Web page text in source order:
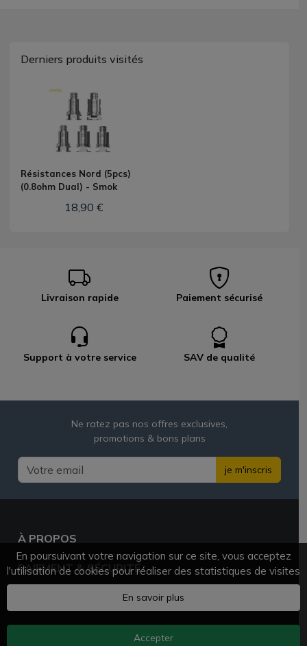
Derniers produits visités
Résistances Nord (5pcs)
(0.8ohm Dual) - Smok
18,90 €
Livraison rapide Paiement sécurisé
Support à votre service SAV de qualité
Ne ratez pas nos offres exclusives,
promotions & bons plans
je m'inscris
À PROPOS
PAIEMENT & SÉCURITÉ
En poursuivant votre navigation sur ce site, vous acceptez
l'utilisation de cookies pour réaliser des statistiques de visites
En savoir plus
Accepter